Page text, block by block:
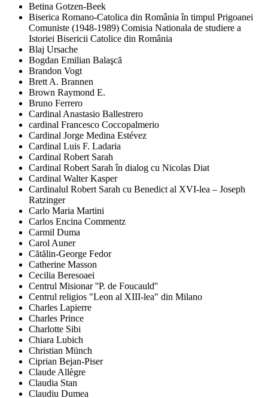
Betina Gotzen-Beek
Biserica Romano-Catolica din România în timpul Prigoanei
Comuniste (1948-1989) Comisia Nationala de studiere a
Istoriei Bisericii Catolice din România
Blaj Ursache
Bogdan Emilian Balaşcă
Brandon Vogt
Brett A. Brannen
Brown Raymond E.
Bruno Ferrero
Cardinal Anastasio Ballestrero
cardinal Francesco Coccopalmerio
Cardinal Jorge Medina Estévez
Cardinal Luis F. Ladaria
Cardinal Robert Sarah
Cardinal Robert Sarah în dialog cu Nicolas Diat
Cardinal Walter Kasper
Cardinalul Robert Sarah cu Benedict al XVI-lea – Joseph
Ratzinger
Carlo Maria Martini
Carlos Encina Commentz
Carmil Duma
Carol Auner
Cătălin-George Fedor
Catherine Masson
Cecilia Beresoaei
Centrul Misionar ''P. de Foucauld''
Centrul religios "Leon al XIII-lea" din Milano
Charles Lapierre
Charles Prince
Charlotte Sibi
Chiara Lubich
Christian Münch
Ciprian Bejan-Piser
Claude Allègre
Claudia Stan
Claudiu Dumea